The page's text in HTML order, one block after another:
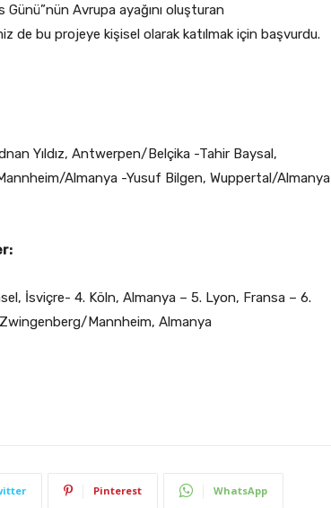
Günü”nün Avrupa ayağını oluşturan
de bu projeye kişisel olarak katılmak için başvurdu.
Yıldız, Antwerpen/Belçika -Tahir Baysal,
Almanya -Yusuf Bilgen, Wuppertal/Almanya
İsviçre- 4. Köln, Almanya – 5. Lyon, Fransa – 6.
Mannheim, Almanya
Pinterest WhatsApp